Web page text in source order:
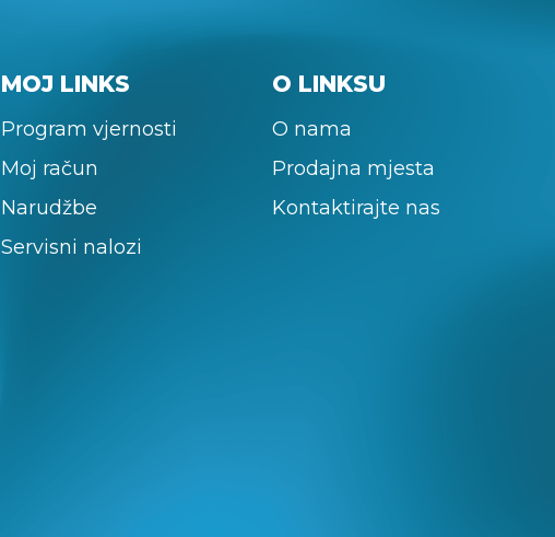
MOJ LINKS
Program vjernosti
Moj račun
Narudžbe
Servisni nalozi
O LINKSU
O nama
Prodajna mjesta
Kontaktirajte nas